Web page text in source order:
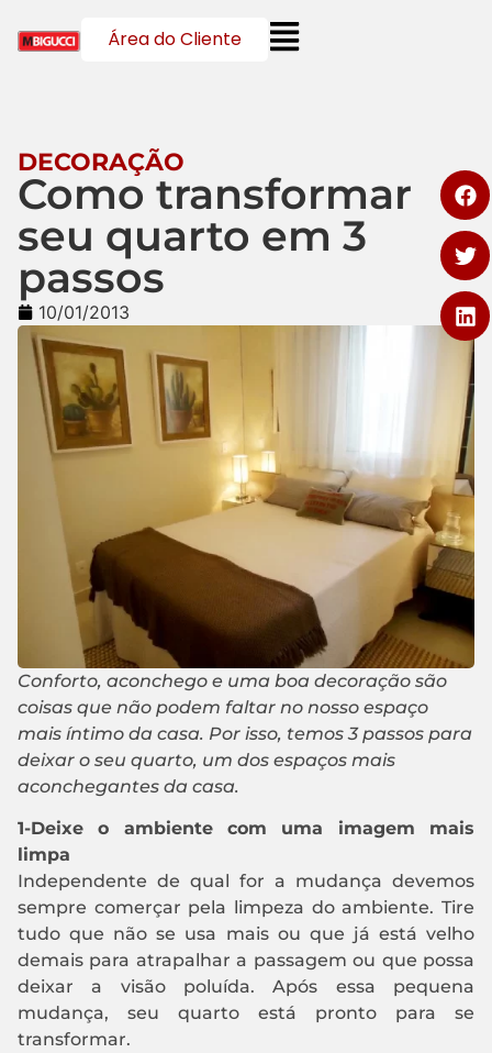
Área do Cliente
DECORAÇÃO
Como transformar
seu quarto em 3
passos
10/01/2013
Conforto, aconchego e uma boa decoração são
coisas que não podem faltar no nosso espaço
mais íntimo da casa. Por isso, temos 3 passos para
deixar o seu quarto, um dos espaços mais
aconchegantes da casa.
1-Deixe o ambiente com uma imagem mais
limpa
Independente de qual for a mudança devemos
sempre comerçar pela limpeza do ambiente. Tire
tudo que não se usa mais ou que já está velho
demais para atrapalhar a passagem ou que possa
deixar a visão poluída. Após essa pequena
mudança, seu quarto está pronto para se
transformar.